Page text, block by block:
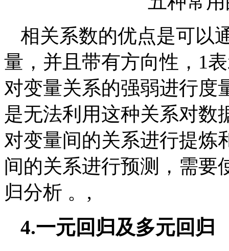
相关系数的优点是可以
量，并且带有方向性，1
对变量关系的强弱进行度
是无法利用这种关系对数
对变量间的关系进行提炼
间的关系进行预测，需要
归分析 。,
4.一元回归及多元回归